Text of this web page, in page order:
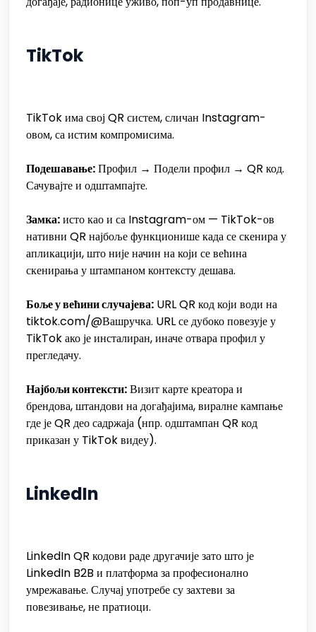
TikTok
TikTok има свој QR систем, сличан Instagram-
овом, са истим компромисима.
Подешавање:Профил → Подели профил → QR код.
Сачувајте и одштампајте.
Замка:исто као и са Instagram-ом — TikTok-ов
нативни QR најбоље функционише када се скенира у
апликацији, што није начин на који се већина
скенирања у штампаном контексту дешава.
Боље у већини случајева: URL QR код који води на
tiktok.com/@Вашручка. URL се дубоко повезује у
TikTok ако је инсталиран, иначе отвара профил у
прегледачу.
Најбољи контексти:Визит карте креатора и
брендова, штандови на догађајима, виралне кампање
где је QR део садржаја (нпр. одштампан QR код
приказан у TikTok видеу).
LinkedIn
LinkedIn QR кодови раде другачије зато што је
LinkedIn B2B и платформа за професионално
умрежавање. Случај употребе су захтеви за
повезивање, не пратиоци.